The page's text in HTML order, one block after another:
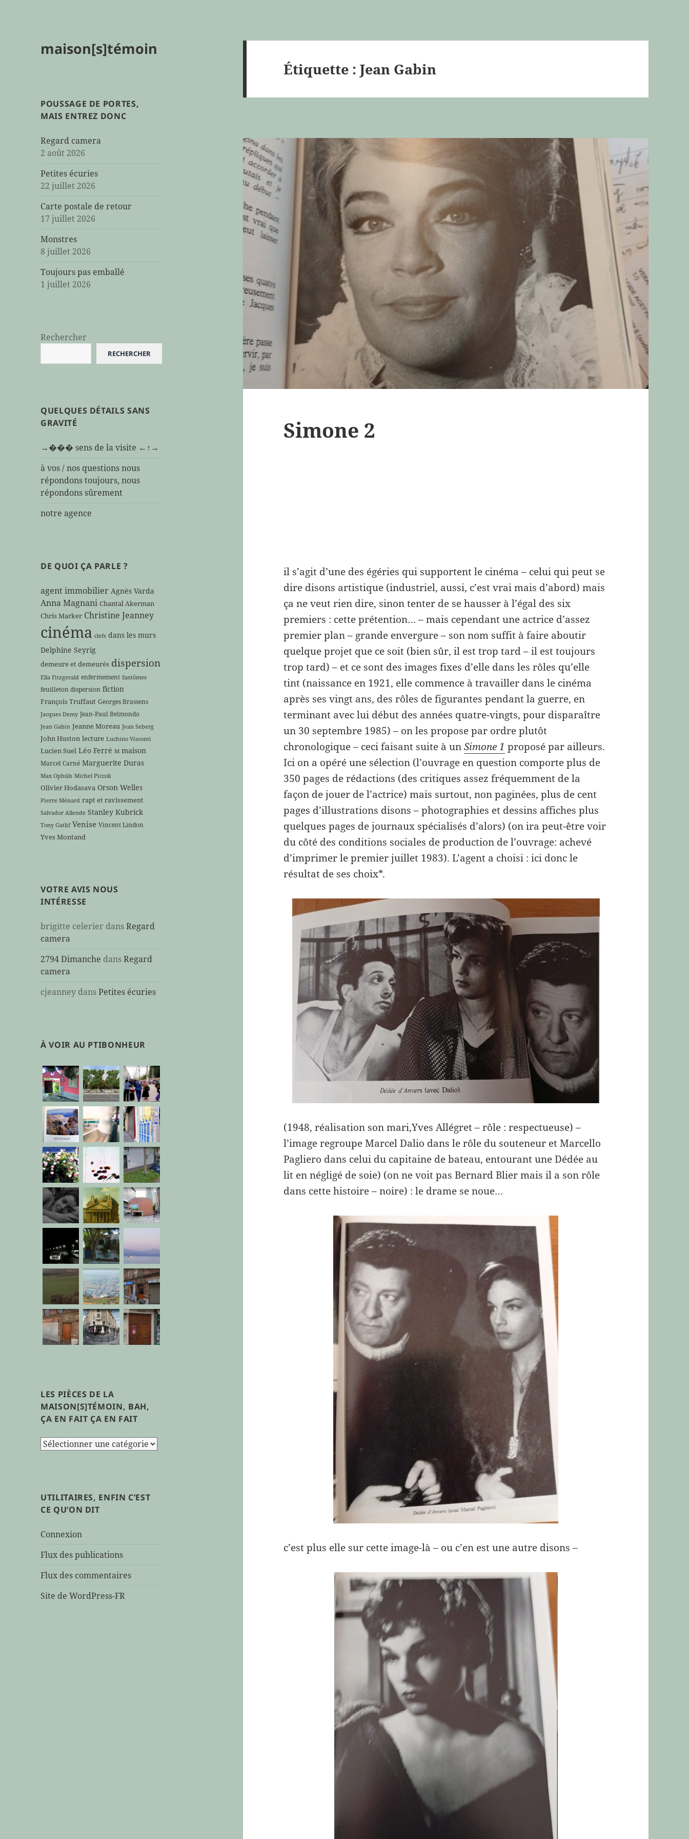
maison[s]témoin
POUSSAGE DE PORTES,
MAIS ENTREZ DONC
Regard camera
2 août 2026
Petites écuries
22 juillet 2026
Carte postale de retour
17 juillet 2026
Monstres
8 juillet 2026
Toujours pas emballé
1 juillet 2026
Rechercher
RECHERCHER
QUELQUES DÉTAILS SANS
GRAVITÉ
→��� sens de la visite ←↑→
à vos / nos questions nous
répondons toujours, nous
répondons sûrement
notre agence
DE QUOI ÇA PARLE ?
agent immobilier Agnès Varda
Anna Magnani Chantal Akerman
Chris Marker Christine Jeanney
cinéma clefs dans les murs
Delphine Seyrig
demeure et demeurés dispersion
Ella Fitzgerald enfermement fantômes
feuilleton dispersion fiction
François Truffaut Georges Brassens
Jacques Demy Jean-Paul Belmondo
Jean Gabin Jeanne Moreau Jean Seberg
John Huston lecture Luchino Visconti
Lucien Suel Léo Ferré M maison
Marcel Carné Marguerite Duras
Max Ophüls Michel Piccoli
Olivier Hodasava Orson Welles
Pierre Ménard rapt et ravissement
Salvador Allende Stanley Kubrick
Tony Gatlif Venise Vincent Lindon
Yves Montand
VOTRE AVIS NOUS
INTÉRESSE
brigitte celerier dansRegard
camera
2794 Dimanche dansRegard
camera
cjeanney dansPetites écuries
À VOIR AU PTIBONHEUR
LES PIÈCES DE LA
MAISON[S]TÉMOIN, BAH,
ÇA EN FAIT ÇA EN FAIT
les
maison[s]témoin,
bah,
en
ça
fait
UTILITAIRES, ENFIN C’EST
CE QU’ON DIT
Connexion
Flux des publications
Flux des commentaires
Site de WordPress-FR
Étiquette :Jean Gabin
Simone 2
il s’agit d’une des égéries qui supportent le cinéma – celui qui peut se
dire disons artistique (industriel, aussi, c’est vrai mais d’abord) mais
ça ne veut rien dire, sinon tenter de se hausser à l’égal des six
premiers : cette prétention… – mais cependant une actrice d’assez
premier plan – grande envergure – son nom suffit à faire aboutir
quelque projet que ce soit (bien sûr, il est trop tard – il est toujours
trop tard) – et ce sont des images fixes d’elle dans les rôles qu’elle
tint (naissance en 1921, elle commence à travailler dans le cinéma
après ses vingt ans, des rôles de figurantes pendant la guerre, en
terminant avec lui début des années quatre-vingts, pour disparaître
un 30 septembre 1985) – on les propose par ordre plutôt
chronologique – ceci faisant suite à unSimone 1 proposé par ailleurs.
Ici on a opéré une sélection (l’ouvrage en question comporte plus de
350 pages de rédactions (des critiques assez fréquemment de la
façon de jouer de l’actrice) mais surtout, non paginées, plus de cent
pages d’illustrations disons – photographies et dessins affiches plus
quelques pages de journaux spécialisés d’alors) (on ira peut-être voir
du côté des conditions sociales de production de l’ouvrage: achevé
d’imprimer le premier juillet 1983). L’agent a choisi : ici donc le
résultat de ses choix*.
(1948, réalisation son mari,Yves Allégret – rôle : respectueuse) –
l’image regroupe Marcel Dalio dans le rôle du souteneur et Marcello
Pagliero dans celui du capitaine de bateau, entourant une Dédée au
lit en négligé de soie) (on ne voit pas Bernard Blier mais il a son rôle
dans cette histoire – noire) : le drame se noue…
c’est plus elle sur cette image-là – ou c’en est une autre disons –